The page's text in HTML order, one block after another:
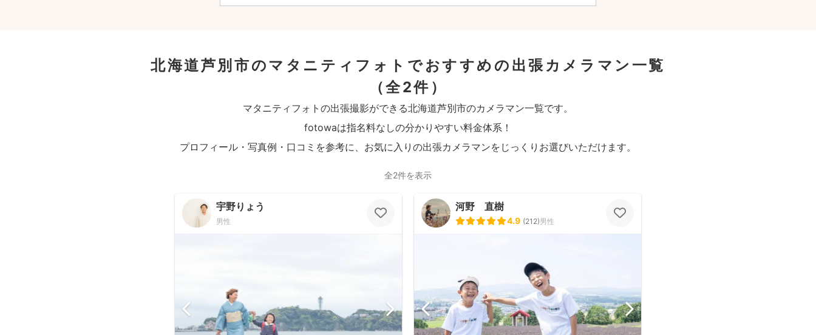
北海道芦別市のマタニティフォトでおすすめの出張カメラマン一覧
（全2件）
マタニティフォトの出張撮影ができる北海道芦別市のカメラマン一覧です。
fotowaは指名料なしの分かりやすい料金体系！
プロフィール・写真例・口コミを参考に、お気に入りの出張カメラマンをじっくりお選びいただけます。
全2件を表示
宇野りょう
男性
河野 直樹
4.9 (212)男性